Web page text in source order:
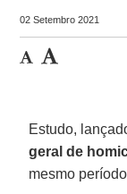
02 Setembro 2021
Estudo,
geral de
mesmo